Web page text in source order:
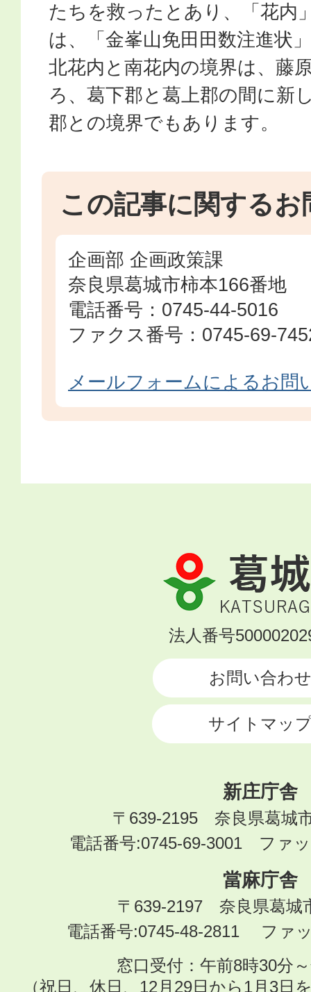
たちを救ったとあり、「花内
は、「金峯山免田田数注進状
北花内と南花内の境界は、藤
ろ、葛下郡と葛上郡の間に新
郡との境界でもあります。
この記事に関するお
企画部 企画政策課
奈良県葛城市柿本166番地
電話番号：0745-44-5016
ファクス番号：0745-69-
メールフォームによるお問
葛
城
市
KATSURAGI
法人番号
お問い合わせ
サイトマッ
新庄庁舎
〒639-2195 奈良県葛城
電話番号:0745-69-3001 ファ
當麻庁舎
〒639-2197 奈良県葛城
電話番号:0745-48-2811 ファ
窓口受付：午前8時30分
（祝日、休日、12月29日から1月3日